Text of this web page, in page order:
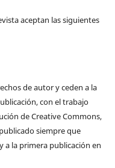
aceptan las siguientes
de autor y ceden a la
con el trabajo
de Creative Commons,
siempre que
a la primera publicación en